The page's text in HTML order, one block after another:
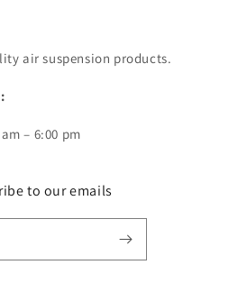
air suspension products.
– 6:00 pm
to our emails